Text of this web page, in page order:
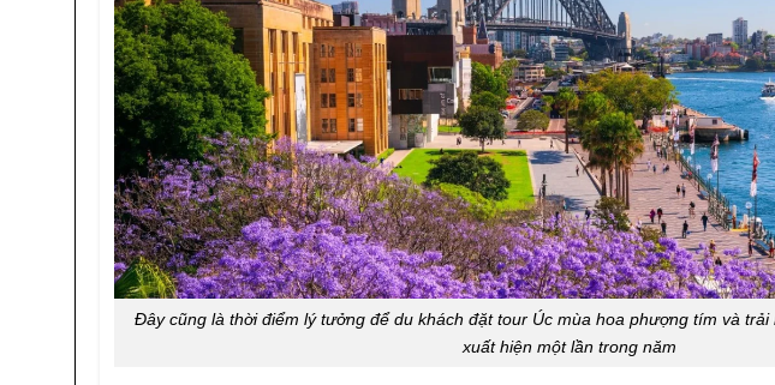
Đây cũng là thời điểm lý tưởng để du khách đặt tour Úc mùa hoa phượng tím và
xuất hiện một lần trong năm